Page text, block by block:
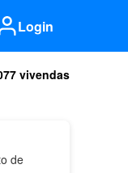
Login
vivendas
de